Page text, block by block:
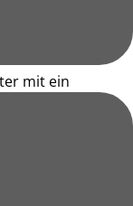
mit ein